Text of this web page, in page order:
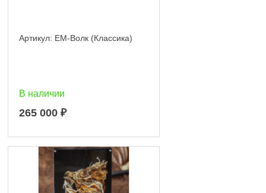
Артикул: EM-Волк (Классика)
В наличии
265 000 ₽